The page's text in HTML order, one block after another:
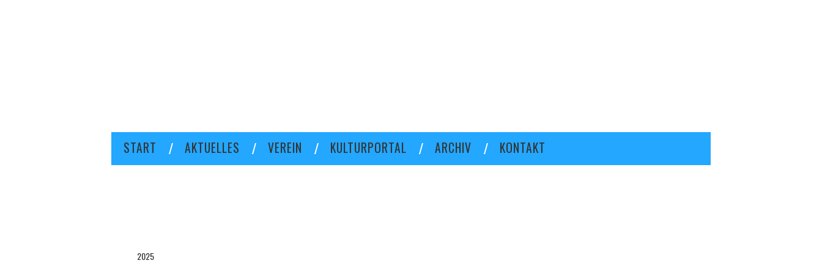
START AKTUELLES VEREIN KULTURPORTAL ARCHIV KONTAKT
2025